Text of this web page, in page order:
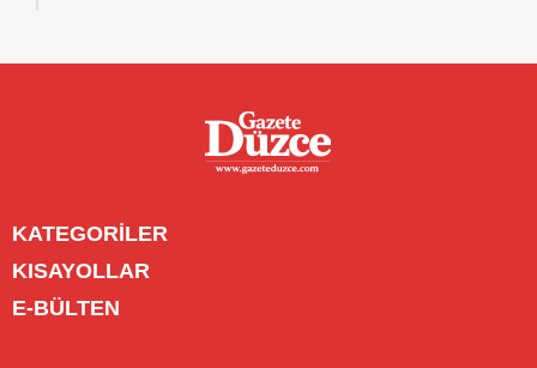
KATEGORİLER
Menü seçimi yapın. WP-ADMIN → Görünüm → Menüler
sayfasından menü eşleştirmesi yapınız.
KISAYOLLAR
Menü seçimi yapın. WP-ADMIN → Görünüm → Menüler
E-BÜLTEN